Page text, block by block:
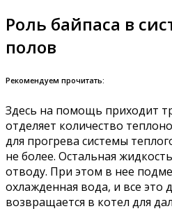
Роль байпаса в
полов
Рекомендуем прочитать:
Здесь на помощь приходит
отделяет количество
для прогрева системы
не более. Остальная
отводу. При этом в нее
охлажденная вода, и все это
возвращается в котел для